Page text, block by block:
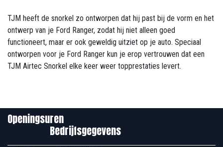
TJM heeft de snorkel zo ontworpen dat hij past bij de vorm en het
ontwerp van je Ford Ranger, zodat hij niet alleen goed
functioneert, maar er ook geweldig uitziet op je auto. Speciaal
ontworpen voor je Ford Ranger kun je erop vertrouwen dat een
TJM Airtec Snorkel elke keer weer topprestaties levert.
Openingsuren
Bedrijfsgegevens